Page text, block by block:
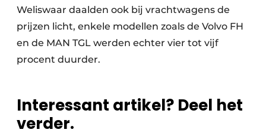
Weliswaar daalden ook bij vrachtwagens de
prijzen licht, enkele modellen zoals de Volvo FH
en de MAN TGL werden echter vier tot vijf
procent duurder.
Interessant artikel? Deel het
verder.